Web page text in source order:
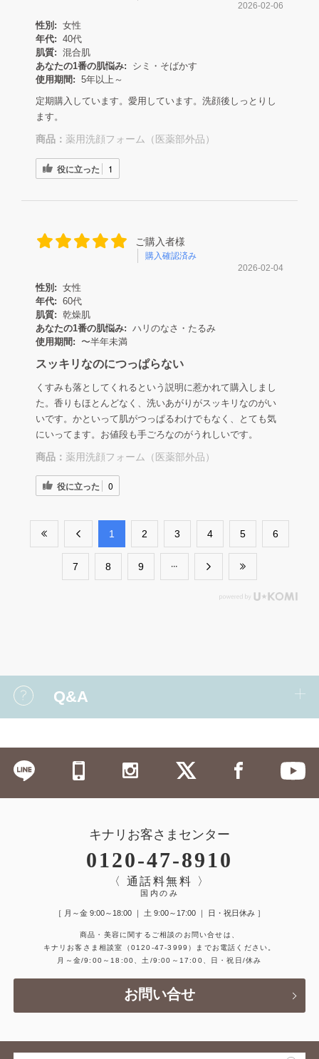
2026-02-06
性別: 女性
年代: 40代
肌質: 混合肌
あなたの1番の肌悩み:
シミ・そばかす
使用期間: 5年以上～
定期購入しています。愛用しています。洗顔後しっとりし
ます。
商品： 薬用洗顔フォーム（医薬部外品）
役に立った 1
ご購入者様
購入確認済み
2026-02-04
性別: 女性
年代: 60代
肌質: 乾燥肌
あなたの1番の肌悩み: ハリのなさ・たるみ
使用期間:
〜半年未満
スッキリなのにつっぱらない
くすみも落としてくれるという説明に惹かれて購入しまし
た。香りもほとんどなく、洗いあがりがスッキリなのがい
いです。かといって肌がつっぱるわけでもなく、とても気
にいってます。お値段も手ごろなのがうれしいです。
商品： 薬用洗顔フォーム（医薬部外品）
役に立った 0
​1 ​2 ​3 ​4 ​5 ​6
​7 ​8 ​9
Q&A
キナリお客さまセンター
0120-47-8910
〈 通話料無料 〉
国内のみ
［ 月～金 9:00～18:00 ｜ 土 9:00～17:00 ｜ 日・祝日休み ］
商品・美容に関するご相談のお問い合せは、
キナリお客さま相談室
（0120-47-3999）
までお電話ください。
月～金/9:00～18:00、土/9:00～17:00、日・祝日/休み
お問い合せ